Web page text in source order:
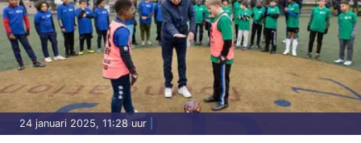
24 januari 2025, 11:28 uur